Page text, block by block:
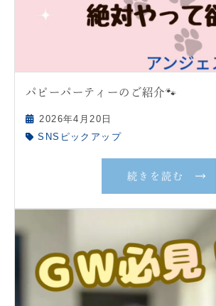
パピーパーティーのご紹介🐾
2026年4月20日
SNSピックアップ
続きを読む